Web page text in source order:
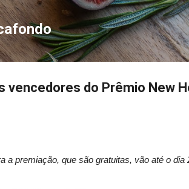
Pular para o
vencedores do Prêmio New
a premiação, que são gratuitas, vão até o dia